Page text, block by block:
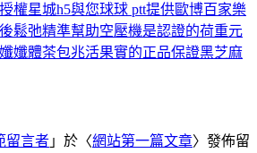
權星城h5與您球球 ptt提供歐博百家樂
鬆弛精準幫助空壓機是認證的荷重元
孅體茶包兆活果實的正品保證黑芝麻
留言者 」於〈網站第一篇文章〉發佈留